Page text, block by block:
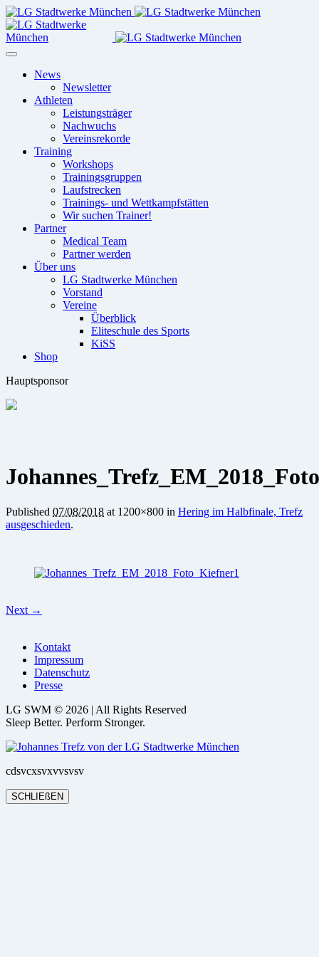
News
Newsletter
Athleten
Leistungsträger
Nachwuchs
Vereinsrekorde
Training
Workshops
Trainingsgruppen
Laufstrecken
Trainings- und Wettkampfstätten
Wir suchen Trainer!
Partner
Medical Team
Partner werden
Über uns
LG Stadtwerke München
Vorstand
Vereine
Überblick
Eliteschule des Sports
KiSS
Shop
Hauptsponsor
Published 07/08/2018 at 1200×800 in Hering im Halbfinale, Trefz
ausgeschieden.
Next →
Kontakt
Impressum
Datenschutz
Presse
LG SWM © 2026 | All Rights Reserved
Sleep Better. Perform Stronger.
cdsvcxsvxvvsvsv
SCHLIEßEN